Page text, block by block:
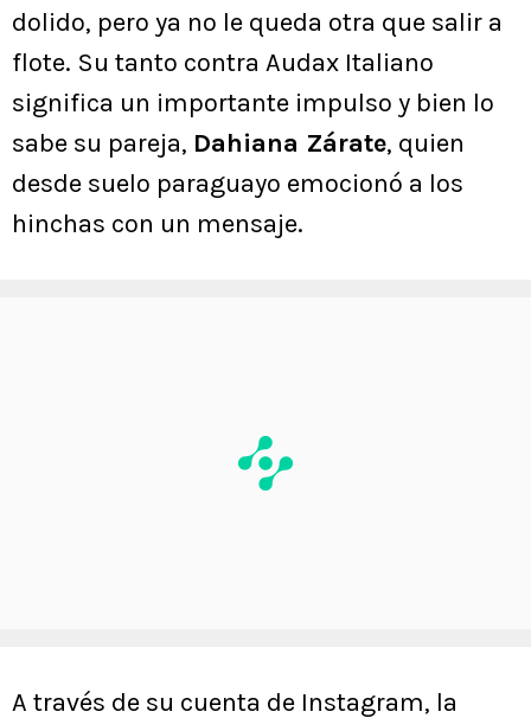
dolido, pero ya no le queda otra que salir a
flote. Su tanto contra Audax Italiano
significa un importante impulso y bien lo
sabe su pareja, Dahiana Zárate, quien
desde suelo paraguayo emocionó a los
hinchas con un mensaje.
A través de su cuenta de Instagram, la